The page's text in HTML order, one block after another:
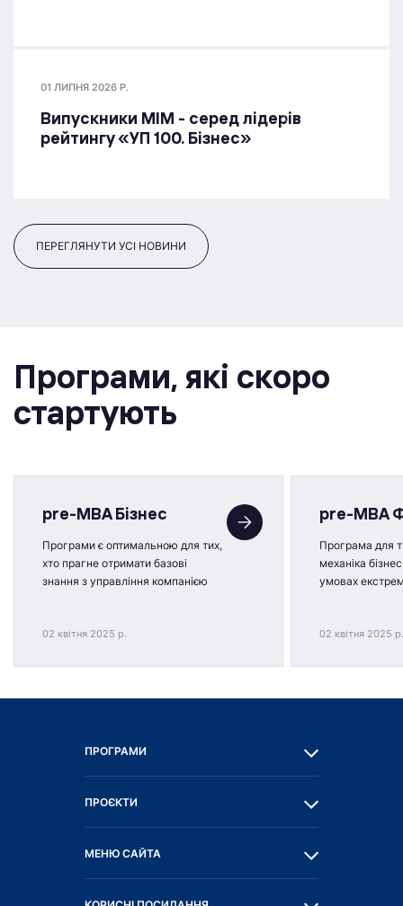
01 ЛИПНЯ 2026 Р.
Випускники МІМ - серед лідерів
рейтингу «УП 100. Бізнес»
ПЕРЕГЛЯНУТИ УСІ НОВИНИ
Програми, якi скоро
стартують
pre-MBA Бізнес
Програми є оптимальною для тих,
хто прагне отримати базові
знання з управління компанією
02 квітня 2025 р.
pre-MBA
Програма для
механіка
умовах
02 квітня 2025 р.
ПРОГРАМИ
ПРОЄКТИ
МЕНЮ САЙТА